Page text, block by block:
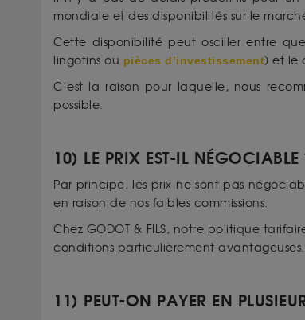
mondiale et des disponibilités sur le
Cette disponibilité peut osciller entre
lingotins ou pièces d’investissement) et le
C’est la raison pour laquelle, nous
possible.
10) LE PRIX EST-IL NÉGOCIABLE
Par principe, les prix ne sont pas
en raison de nos faibles commissions.
Chez GODOT & FILS, notre politique
conditions particulièrement avantageuses.
11) PEUT-ON PAYER EN